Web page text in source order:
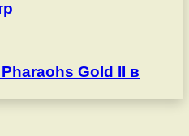
Gold II в